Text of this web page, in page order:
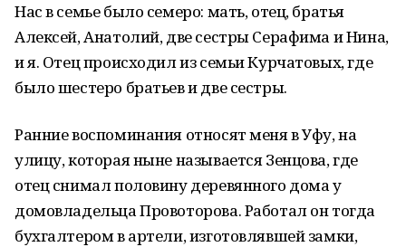
Нас в семье было семеро: мать, отец, братья
Алексей, Анатолий, две сестры Серафима и Нина,
и я. Отец происходил из семьи Курчатовых, где
было шестеро братьев и две сестры.
Ранние воспоминания относят меня в Уфу, на
улицу, которая ныне называется Зенцова, где
отец снимал половину деревянного дома у
домовладельца Провоторова. Работал он тогда
бухгалтером в артели, изготовлявшей замки,